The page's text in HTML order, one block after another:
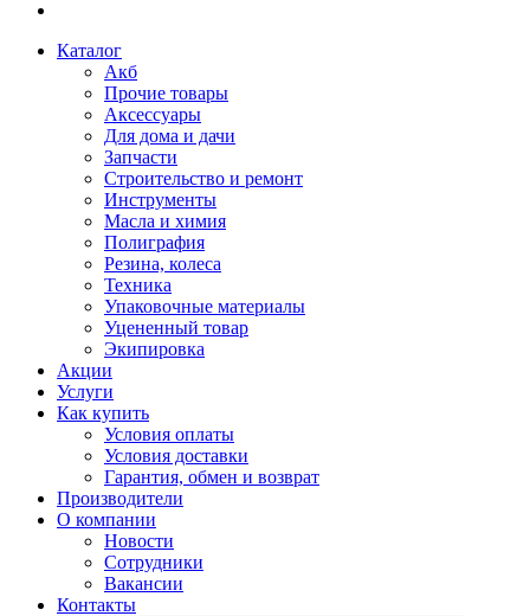
Каталог
Акб
Прочие товары
Аксессуары
Для дома и дачи
Запчасти
Строительство и ремонт
Инструменты
Масла и химия
Полиграфия
Резина, колеса
Техника
Упаковочные материалы
Уцененный товар
Экипировка
Акции
Услуги
Как купить
Условия оплаты
Условия доставки
Гарантия, обмен и возврат
Производители
О компании
Новости
Сотрудники
Вакансии
Контакты